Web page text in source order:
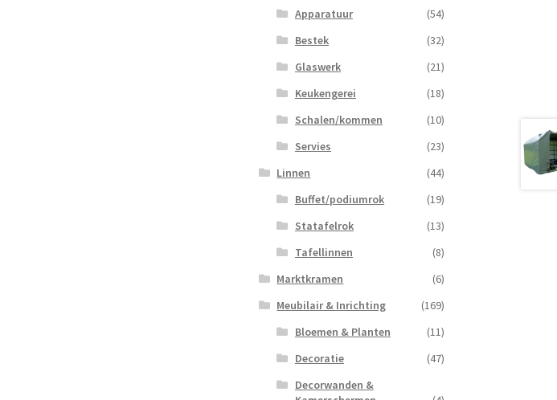
Apparatuur
(54)
Bestek
(32)
Glaswerk
(21)
Keukengerei
(18)
Schalen/kommen
(10)
Servies
(23)
Linnen
(44)
Buffet/podiumrok
(19)
Statafelrok
(13)
Tafellinnen
(8)
Marktkramen
(6)
Meubilair & Inrichting
(169)
Bloemen & Planten
(11)
Decoratie
(47)
Decorwanden &